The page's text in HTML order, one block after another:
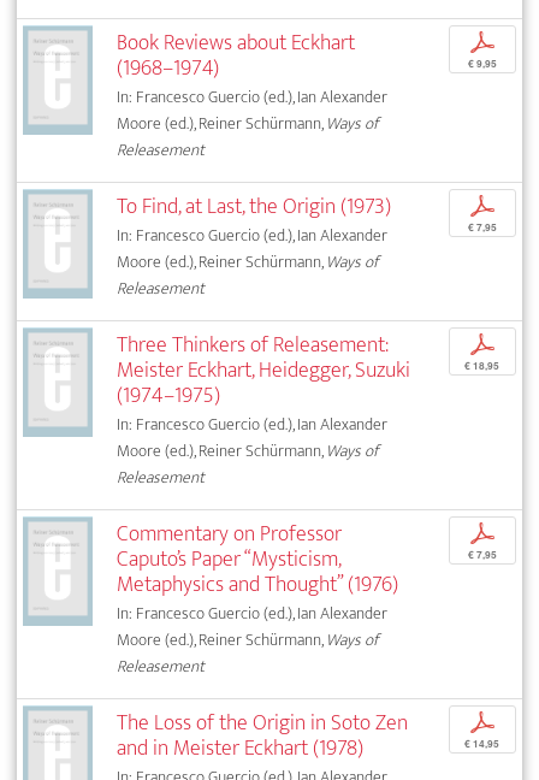
Book Reviews about Eckhart
(1968–1974)
In: Francesco Guercio (ed.), Ian Alexander
Moore (ed.), Reiner Schürmann,Ways of
Releasement
p
€ 9,95
To Find, at Last, the Origin (1973)
In: Francesco Guercio (ed.), Ian Alexander
Moore (ed.), Reiner Schürmann,Ways of
Releasement
p
€ 7,95
Three Thinkers of Releasement:
Meister Eckhart, Heidegger, Suzuki
(1974–1975)
In: Francesco Guercio (ed.), Ian Alexander
Moore (ed.), Reiner Schürmann,Ways of
Releasement
p
€ 18,95
Commentary on Professor
Caputo’s Paper “Mysticism,
Metaphysics and Thought” (1976)
In: Francesco Guercio (ed.), Ian Alexander
Moore (ed.), Reiner Schürmann,Ways of
Releasement
p
€ 7,95
The Loss of the Origin in Soto Zen
and in Meister Eckhart (1978)
p
€ 14,95